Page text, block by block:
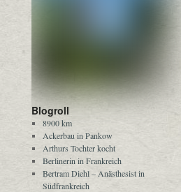
Blogroll
8900 km
Ackerbau in Pankow
Arthurs Tochter kocht
Berlinerin in Frankreich
Bertram Diehl – Anästhesist in
Südfrankreich